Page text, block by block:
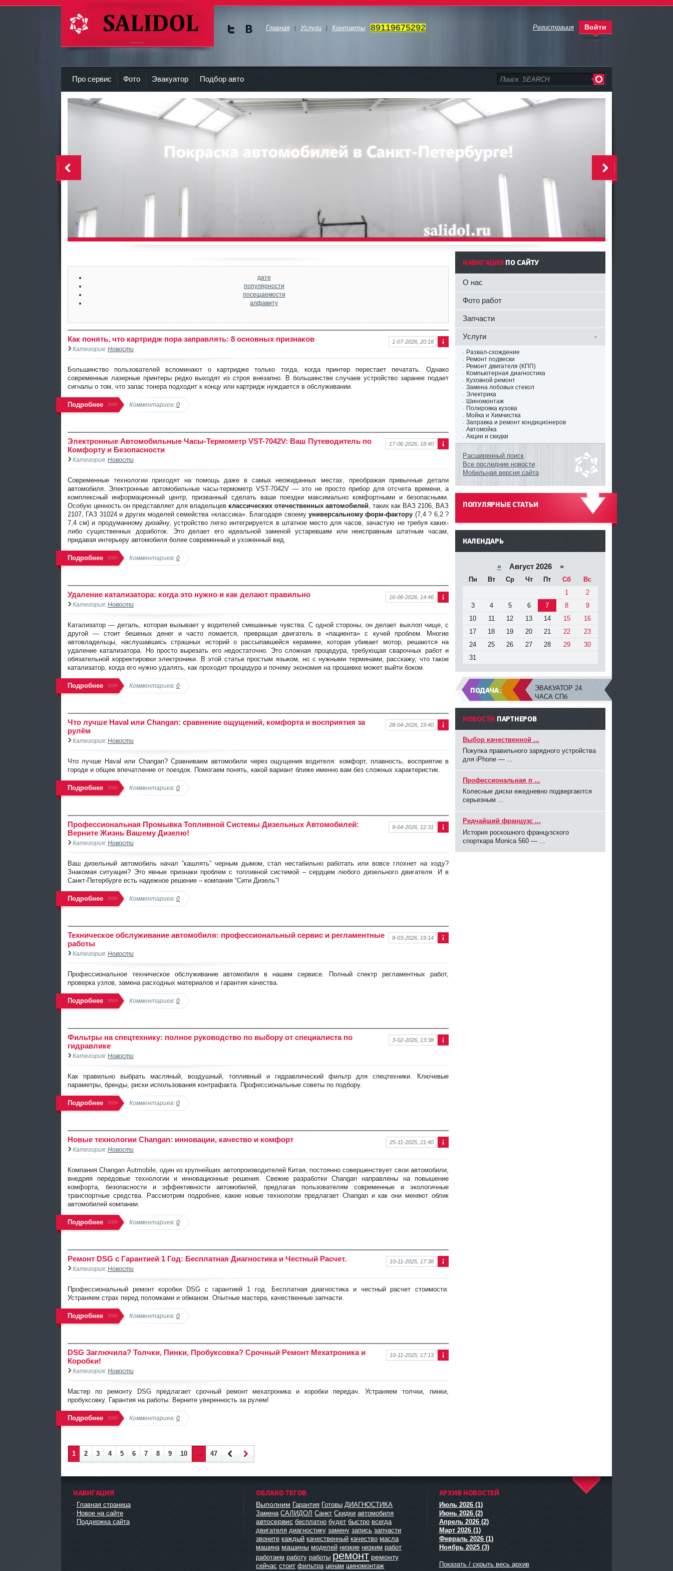
СТО Салидол | salidol в СПб и ЛО
Регистрация Войти
Главная Услуги Контакты 89119675292
Про сервис Фото Эвакуатор Подбор авто
дате
популярности
посещаемости
алфавиту
фо
аци
я к
1-07-2026, 20:18
Как понять, что картридж пора заправлять: 8 основных признаков
Категория: Новости
Большинство пользователей вспоминают о картридже только тогда, когда принтер перестает печатать. Однако
современные лазерные принтеры редко выходят из строя внезапно. В большинстве случаев устройство заранее подает
сигналы о том, что запас тонера подходит к концу или картридж нуждается в обслуживании.
Подробнее Комментариев: 0
рм
я к
нов
ост
и
17-06-2026, 18:40
Электронные Автомобильные Часы-Термометр VST-7042V: Ваш Путеводитель по
Комфорту и Безопасности
Категория: Новости
Современные технологии приходят на помощь даже в самых неожиданных местах, преображая привычные детали
автомобиля. Электронные автомобильные часы-термометр VST-7042V — это не просто прибор для отсчета времени, а
комплексный информационный центр, призванный сделать ваши поездки максимально комфортными и безопасными.
Особую ценность он представляет для владельцев классических отечественных автомобилей , таких как ВАЗ 2106, ВАЗ
2107, ГАЗ 31024 и других моделей семейства «классика». Благодаря своему универсальному форм-фактору (7,4 ? 6,2 ?
7,4 см) и продуманному дизайну, устройство легко интегрируется в штатное место для часов, зачастую не требуя каких-
либо существенных доработок. Это делает его идеальной заменой устаревшим или неисправным штатным часам,
придавая интерьеру автомобиля более современный и ухоженный вид.
Подробнее Комментариев: 0
фо
аци
я к
нов
ост
и
16-06-2026, 14:46
Удаление катализатора: когда это нужно и как делают правильно
Категория: Новости
Катализатор — деталь, которая вызывает у водителей смешанные чувства. С одной стороны, он делает выхлоп чище, с
другой — стоит бешеных денег и часто ломается, превращая двигатель в «пациента» с кучей проблем. Многие
автовладельцы, наслушавшись страшных историй о рассыпавшейся керамике, которая убивает мотор, решаются на
удаление катализатора. Но просто вырезать его недостаточно. Это сложная процедура, требующая сварочных работ и
обязательной корректировки электроники. В этой статье простым языком, но с нужными терминами, расскажу, что такое
катализатор, когда его нужно удалять, как проходит процедура и почему экономия на прошивке может выйти боком.
Подробнее Комментариев: 0
рм
я к
нов
28-04-2026, 19:40
Что лучше Haval или Changan: сравнение ощущений, комфорта и восприятия за
рулём
Категория: Новости
Что лучше Haval или Changan? Сравниваем автомобили через ощущения водителя: комфорт, плавность, восприятие в
городе и общее впечатление от поездок. Помогаем понять, какой вариант ближе именно вам без сложных характеристик.
Подробнее Комментариев: 0
рм
я к
нов
9-04-2026, 12:31
Профессиональная Промывка Топливной Системы Дизельных Автомобилей:
Верните Жизнь Вашему Дизелю!
Категория: Новости
Ваш дизельный автомобиль начал “кашлять” черным дымом, стал нестабильно работать или вовсе глохнет на ходу?
Знакомая ситуация? Это явные признаки проблем с топливной системой – сердцем любого дизельного двигателя. И в
Санкт-Петербурге есть надежное решение – компания “Сити Дизель”!
Подробнее Комментариев: 0
рм
я к
8-03-2026, 19:14
Техническое обслуживание автомобиля: профессиональный сервис и регламентные
работы
Категория: Новости
Профессиональное техническое обслуживание автомобиля в нашем сервисе. Полный спектр регламентных работ,
проверка узлов, замена расходных материалов и гарантия качества.
Подробнее Комментариев: 0
рм
я к
3-02-2026, 13:38
Фильтры на спецтехнику: полное руководство по выбору от специалиста по
гидравлике
Категория: Новости
Как правильно выбрать масляный, воздушный, топливный и гидравлический фильтр для спецтехники. Ключевые
параметры, бренды, риски использования контрафакта. Профессиональные советы по подбору.
Подробнее Комментариев: 0
фо
аци
я к
нов
ост
25-11-2025, 21:40
Новые технологии Changan: инновации, качество и комфорт
Категория: Новости
Компания Changan Autmobile, один из крупнейших автопроизводителей Китая, постоянно совершенствует свои автомобили,
внедряя передовые технологии и инновационные решения. Свежие разработки Changan направлены на повышение
комфорта, безопасности и эффективности автомобилей, предлагая пользователям современные и экологичные
транспортные средства. Рассмотрим подробнее, какие новые технологии предлагает Changan и как они меняют облик
автомобилей компании.
Подробнее Комментариев: 0
фо
аци
10-11-2025, 17:38
Ремонт DSG с Гарантией 1 Год: Бесплатная Диагностика и Честный Расчет.
Категория: Новости
Профессиональный ремонт коробки DSG с гарантией 1 год. Бесплатная диагностика и честный расчет стоимости.
Устраняем страх перед поломками и обманом. Опытные мастера, качественные запчасти.
Подробнее Комментариев: 0
рм
я к
10-11-2025, 17:13
DSG Заглючила? Толчки, Пинки, Пробуксовка? Срочный Ремонт Мехатроника и
Коробки!
Категория: Новости
Мастер по ремонту DSG предлагает срочный ремонт мехатроника и коробки передач. Устраняем толчки, пинки,
пробуксовку. Гарантия на работы. Верните уверенность за рулем!
Подробнее Комментариев: 0
1 2 3 4 5 6 7 8 9 10 ...
47
НАВИГАЦИЯПО САЙТУ
О нас
Фото работ
Запчасти
Услуги
Развал-схождение
Ремонт подвески
Ремонт двигателя (КПП)
Компьютерная диагностика
Кузовной ремонт
Замена лобовых стекол
Электрика
Шиномонтаж
Полировка кузова
Мойка и Химчистка
Заправка и ремонт кондиционеров
Автомойка
Акции и скидки
Расширенный поиск
Все последние новости
Мобильная версия сайта
ПОПУЛЯРНЫЕ СТАТЬИ
------
КАЛЕНДАРЬ
«Август 2026 »
Пн Вт Ср Чт Пт Сб
Вс
1
2
3
4 5 6 7 8
9
10
11 12 13 14 15
16
17
18 19 20 21 22
23
24
25 26 27 28 29
30
31
ЭВАКУАТОР 24
ЧАСА СПб
ПОДАЧА :
НОВОСТИ ПАРТНЕРОВ
Выбор качественной ...
Покупка правильного зарядного устройства
для iPhone — ...
Профессиональная п ...
Колесные диски ежедневно подвергаются
серьезным ...
Редчайший французс ...
История роскошного французского
спорткара Monica 560 — ...
НАВИГАЦИЯ
Главная страница
Новое на сайте
Поддержка сайта
ОБЛАКО ТЕГОВ
Выполним Гарантия Готовы ДИАГНОСТИКА
Замена САЛИДОЛ Санкт Скидки автомобиля
автосервис бесплатно будет быстро всегда
двигателя диагностику замену запись запчасти
звоните каждый качественный качество масла
машина машины моделей низкие низким работ
работаем работу работы ремонт ремонту
сейчас стоит фильтра ценам шиномонтаж
АРХИВ НОВОСТЕЙ
Июль 2026 (1)
Июнь 2026 (2)
Апрель 2026 (2)
Март 2026 (1)
Февраль 2026 (1)
Ноябрь 2025 (3)
Показать / скрыть весь архив